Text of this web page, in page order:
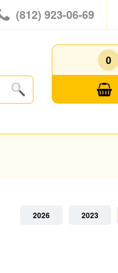
(812) 923-06-69
0
2026 2023